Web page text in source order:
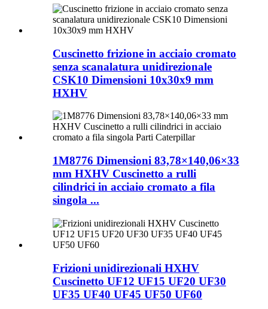
Cuscinetto frizione in acciaio cromato
senza scanalatura unidirezionale
CSK10 Dimensioni 10x30x9 mm
HXHV
1M8776 Dimensioni 83,78×140,06×33
mm HXHV Cuscinetto a rulli
cilindrici in acciaio cromato a fila
singola ...
Frizioni unidirezionali HXHV
Cuscinetto UF12 UF15 UF20 UF30
UF35 UF40 UF45 UF50 UF60